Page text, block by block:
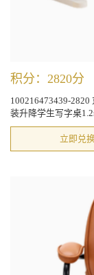
积分：2820分
100216473439-
装升降学生写字桌
立即兑